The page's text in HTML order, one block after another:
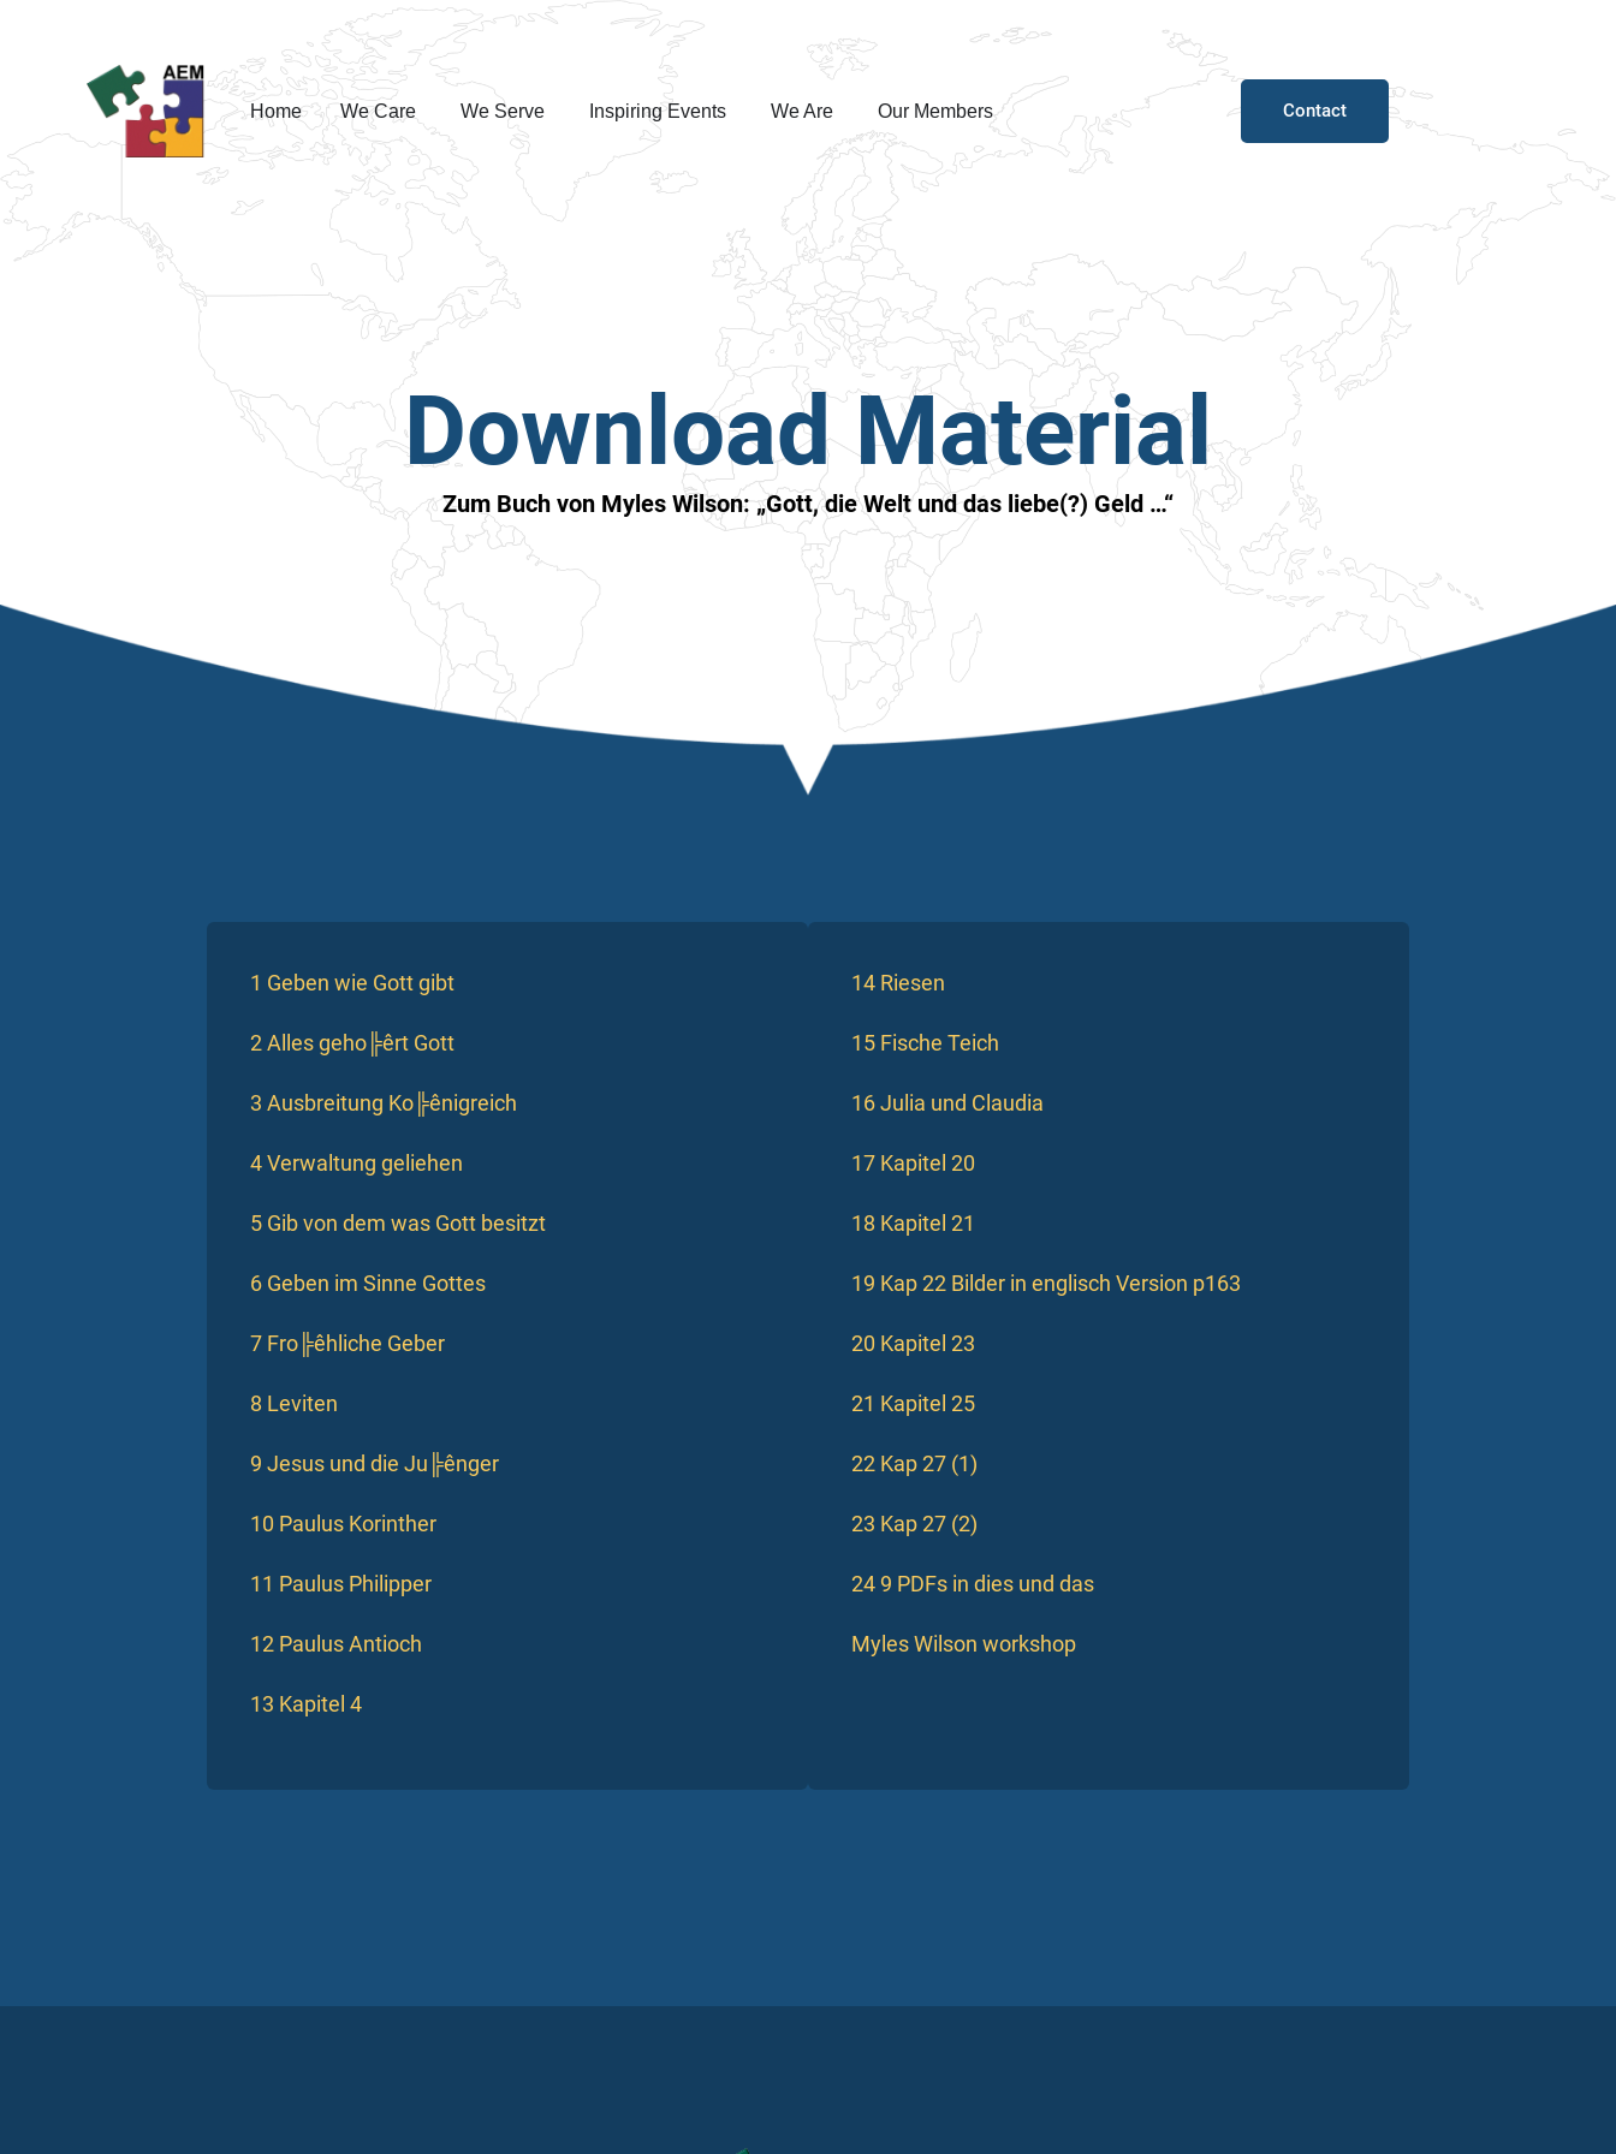
Home We Care We Serve Inspiring Events We Are Our Members Contact
Download Material
Zum Buch von Myles Wilson: „Gott, die Welt und das liebe(?) Geld …“
1 Geben wie Gott gibt
2 Alles geho╠êrt Gott
3 Ausbreitung Ko╠ênigreich
4 Verwaltung geliehen
5 Gib von dem was Gott besitzt
6 Geben im Sinne Gottes
7 Fro╠êhliche Geber
8 Leviten
9 Jesus und die Ju╠ênger
10 Paulus Korinther
11 Paulus Philipper
12 Paulus Antioch
13 Kapitel 4
14 Riesen
15 Fische Teich
16 Julia und Claudia
17 Kapitel 20
18 Kapitel 21
19 Kap 22 Bilder in englisch Version p163
20 Kapitel 23
21 Kapitel 25
22 Kap 27 (1)
23 Kap 27 (2)
24 9 PDFs in dies und das
Myles Wilson workshop